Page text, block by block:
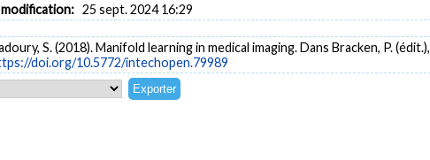
25 sept. 2024 16:29
S. (2018). Manifold learning in medical imaging. Dans Bracken, P. (édit.),
doi.org/10.5772/intechopen.79989